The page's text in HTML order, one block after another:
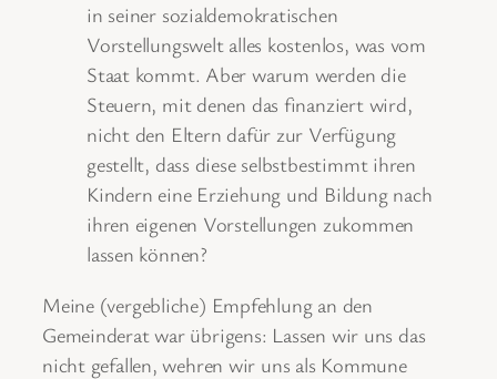
in seiner sozialdemokratischen
Vorstellungswelt alles kostenlos, was vom
Staat kommt. Aber warum werden die
Steuern, mit denen das finanziert wird,
nicht den Eltern dafür zur Verfügung
gestellt, dass diese selbstbestimmt ihren
Kindern eine Erziehung und Bildung nach
ihren eigenen Vorstellungen zukommen
lassen können?
Meine (vergebliche) Empfehlung an den
Gemeinderat war übrigens: Lassen wir uns das
nicht gefallen, wehren wir uns als Kommune